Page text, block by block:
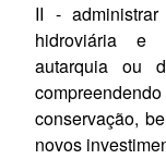
II -
hidroviária e
autarquia ou
conservação,
novos